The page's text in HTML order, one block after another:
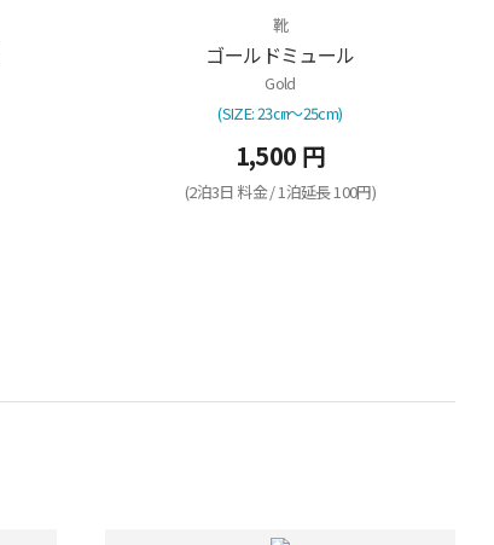
靴
ゴールドミュール
Gold
(SIZE: 23㎝～25cm)
1,500 円
(2泊3日 料金 / 1泊延長 100円)